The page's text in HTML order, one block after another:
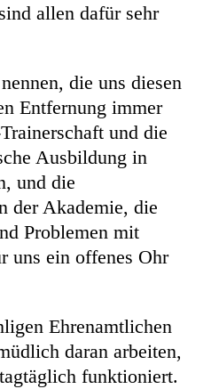
allen dafür sehr
die uns diesen
Entfernung immer
und die
Ausbildung in
und die
der Akademie, die
Problemen mit
uns ein offenes Ohr
Ehrenamtlichen
daran arbeiten,
funktioniert.